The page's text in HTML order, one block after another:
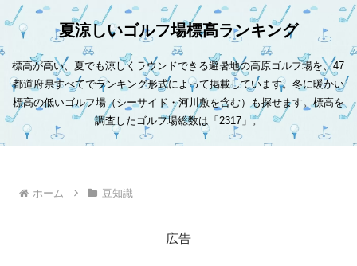
夏涼しいゴルフ場標高ランキング
標高が高い、夏でも涼しくラウンドできる避暑地の高原ゴルフ場を、47
都道府県すべてでランキング形式によって掲載しています。冬に暖かい
標高の低いゴルフ場（シーサイド・河川敷を含む）も探せます。標高を
調査したゴルフ場総数は「2317」。
ホーム 豆知識
広告